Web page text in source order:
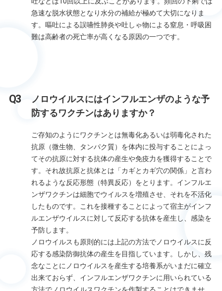
急速な脱水状態となり水分の補給が極めて大切になりま
す。嘔吐による誤嚥性肺炎や吐しゃ物による窒息・呼吸困
難は高齢者の死亡率が高くなる原因の一つです。
ノロウイルスにはインフルエンザのような予
防するワクチンはありますか？
ご存知のようにワクチンとは無毒化あるいは弱毒化された
抗原（微生物、タンパク質）を体内に投与することによっ
てその抗原に対する抗体の産生や免疫力を獲得することで
す。それ故抗原と抗体とは「カギとカギ穴の関係」と言わ
れるような反応形態（特異反応）をとります。インフルエ
ンザワクチンは細胞でウイルスを増殖させ、それを不活化
したものです。これを接種することによって宿主がインフ
ルエンザウイルスに対して反応する抗体を産生し、感染を
予防します。
ノロウイルスも原則的には上記の方法でノロウイルスに反
応する感染防御抗体の産生を目指しています。しかし、残
念なことにノロウイルスを産生する培養系がいまだに確立
出来ておらず、インフルエンザワクチンに用いられている